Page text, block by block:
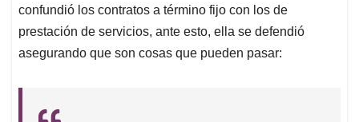
confundió los contratos a término fijo con los de
prestación de servicios, ante esto, ella se defendió
asegurando que son cosas que pueden pasar: